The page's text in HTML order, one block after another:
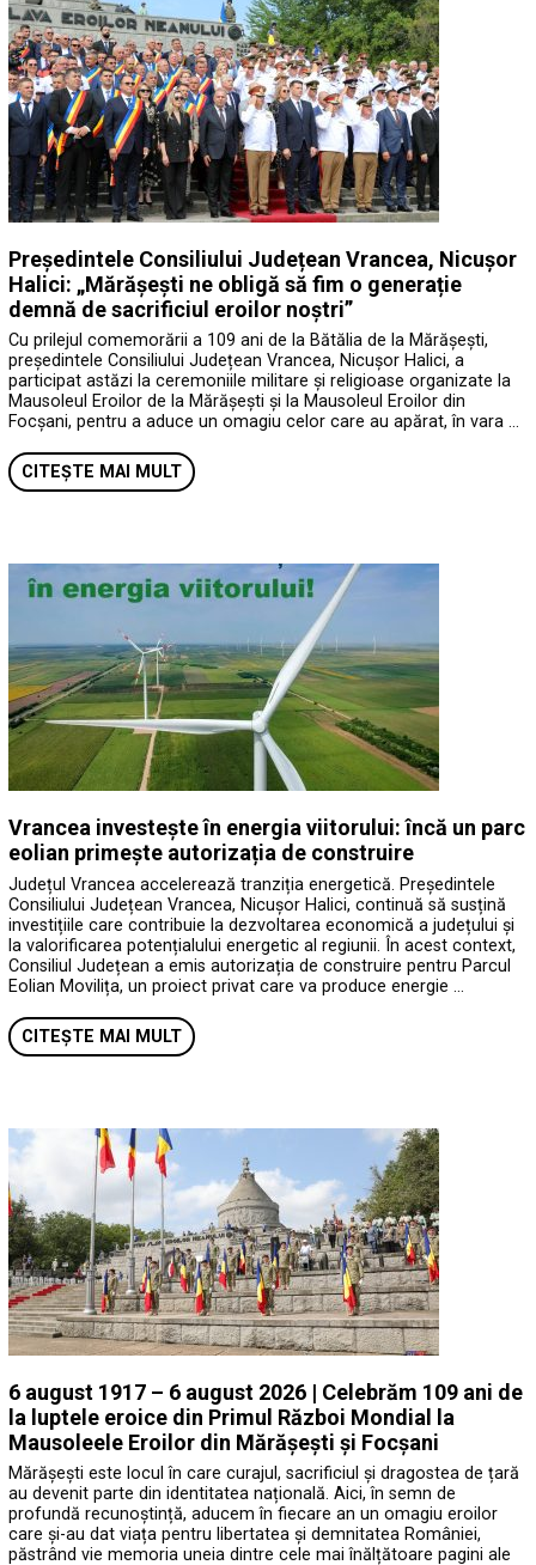
Președintele Consiliului Județean Vrancea, Nicușor
Halici: „Mărășești ne obligă să fim o generație
demnă de sacrificiul eroilor noștri”
Cu prilejul comemorării a 109 ani de la Bătălia de la Mărășești,
președintele Consiliului Județean Vrancea, Nicușor Halici, a
participat astăzi la ceremoniile militare și religioase organizate la
Mausoleul Eroilor de la Mărășești și la Mausoleul Eroilor din
Focșani, pentru a aduce un omagiu celor care au apărat, în vara …
CITEȘTE MAI MULT
Vrancea investește în energia viitorului: încă un parc
eolian primește autorizația de construire
Județul Vrancea accelerează tranziția energetică. Președintele
Consiliului Județean Vrancea, Nicușor Halici, continuă să susțină
investițiile care contribuie la dezvoltarea economică a județului și
la valorificarea potențialului energetic al regiunii. În acest context,
Consiliul Județean a emis autorizația de construire pentru Parcul
Eolian Movilița, un proiect privat care va produce energie …
CITEȘTE MAI MULT
6 august 1917 – 6 august 2026 | Celebrăm 109 ani de
la luptele eroice din Primul Război Mondial la
Mausoleele Eroilor din Mărășești și Focșani
Mărășești este locul în care curajul, sacrificiul și dragostea de țară
au devenit parte din identitatea națională. Aici, în semn de
profundă recunoștință, aducem în fiecare an un omagiu eroilor
care și-au dat viața pentru libertatea și demnitatea României,
păstrând vie memoria uneia dintre cele mai înălțătoare pagini ale